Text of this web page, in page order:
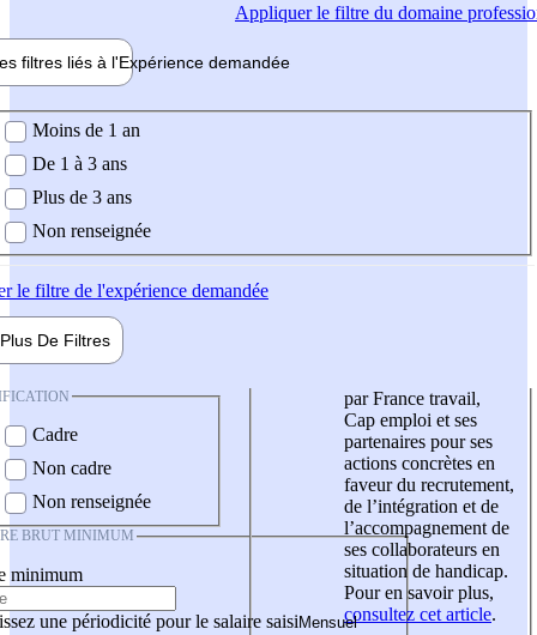
Appliquerle filtre du domaine
filtres liés à l'Expérience demandée
demandée
Moins de 1 an
De 1 à 3 ans
Plus de 3 ans
Non renseignée
le filtre de l'expérience demandée
Plus De Filtres
Cadre
Non cadre
Non renseignée
BRUT MINIMUM
minimum
une périodicité pour le salaire saisi
par France travail,
Cap emploi et ses
partenaires pour ses
actions concrètes en
faveur du recrutement,
de l’intégration et de
l’accompagnement de
ses collaborateurs en
situation de handicap.
Pour en savoir plus,
consultez cet article.